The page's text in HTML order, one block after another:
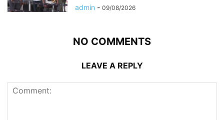
admin - 09/08/2026
NO COMMENTS
LEAVE A REPLY